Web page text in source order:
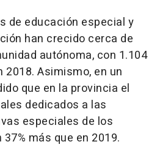
de educación especial y
han crecido cerca de
autónoma, con 1.104
Asimismo, en un
que en la provincia el
dedicados a las
especiales de los
más que en 2019.